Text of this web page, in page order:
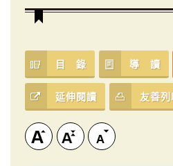
目 錄 導 讀
延伸閱讀 友善列